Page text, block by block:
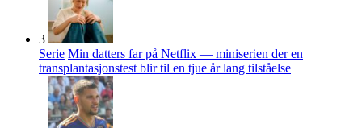
3
Serie Min datters far på Netflix — miniserien der en
transplantasjonstest blir til en tjue år lang tilståelse